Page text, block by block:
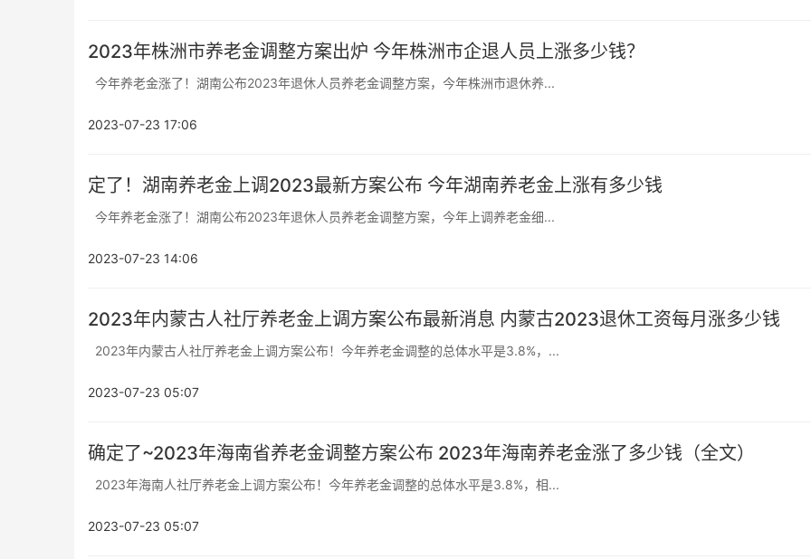
2023年株洲市养老金调整方案出炉 今年株洲市企退人员上涨多少钱？
今年养老金涨了！湖南公布2023年退休人员养老金调整方案，今年株洲市退休养...
2023-07-23 17:06
定了！湖南养老金上调2023最新方案公布 今年湖南养老金上涨有多少钱
今年养老金涨了！湖南公布2023年退休人员养老金调整方案，今年上调养老金细...
2023-07-23 14:06
2023年内蒙古人社厅养老金上调方案公布最新消息 内蒙古2023退休工资每月涨多少钱
2023年内蒙古人社厅养老金上调方案公布！今年养老金调整的总体水平是3.8%，...
2023-07-23 05:07
确定了~2023年海南省养老金调整方案公布 2023年海南养老金涨了多少钱（全文）
2023年海南人社厅养老金上调方案公布！今年养老金调整的总体水平是3.8%，相...
2023-07-23 05:07